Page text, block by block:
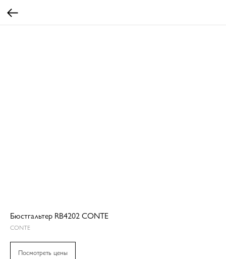
Бюстгальтер RB4202 CONTE
CONTE
Посмотреть цены